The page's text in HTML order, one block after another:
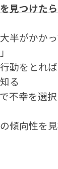
見つけた
半がかか
動をとれ
る
不幸を選
傾向性を